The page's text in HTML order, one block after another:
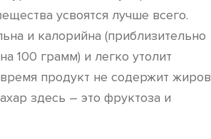
усвоятся лучше всего.
и калорийна (приблизительно
100 грамм) и легко утолит
продукт не содержит жиров
здесь – это фруктоза и